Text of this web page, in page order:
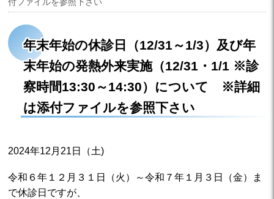
年末年始の休診日（12/31～1/3）及び年
末年始の発熱外来実施（12/31・1/1 ※診
察時間13:30～14:30）について ※詳細
は添付ファイルを参照下さい
2024年12月21日（土)
令和６年１２月３１日（火）～令和７年１月３日（金）ま
で休診日ですが、